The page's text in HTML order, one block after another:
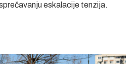
eskalacije tenzija.